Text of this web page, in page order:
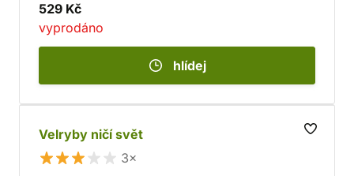
529 Kč
vyprodáno
hlídej
Velryby ničí svět
3×